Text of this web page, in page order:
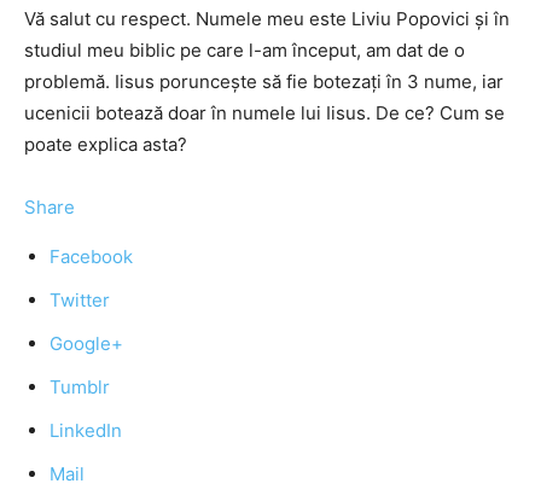
Vă salut cu respect. Numele meu este Liviu Popovici şi în
studiul meu biblic pe care l-am început, am dat de o
problemă. Iisus porunceşte să fie botezaţi în 3 nume, iar
ucenicii botează doar în numele lui Iisus. De ce? Cum se
poate explica asta?
Share
Facebook
Twitter
Google+
Tumblr
LinkedIn
Mail